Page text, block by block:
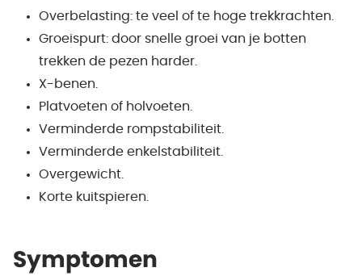
Overbelasting: te veel of te hoge trekkrachten.
Groeispurt: door snelle groei van je botten
trekken de pezen harder.
X-benen.
Platvoeten of holvoeten.
Verminderde rompstabiliteit.
Verminderde enkelstabiliteit.
Overgewicht.
Korte kuitspieren.
Symptomen